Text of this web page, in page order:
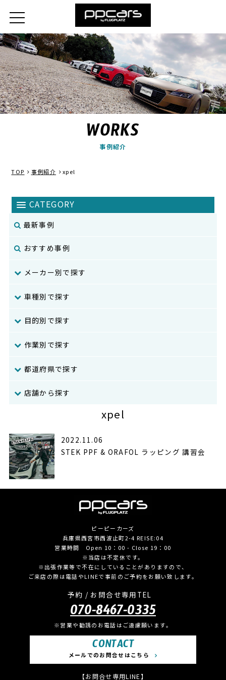
WORKS
事例紹介
TOP 事例紹介 xpel
最新事例
おすすめ事例
メーカー別で探す
車種別で探す
目的別で探す
作業別で探す
都道府県で探す
店舗から探す
xpel
2022.11.06
STEK PPF & ORAFOL ラッピング 講習会
ピーピーカーズ
兵庫県西宮市西波止町2-4 REISE:04
営業時間 Open 10：00 - Close 19：00
※当店は不定休です。
※出張作業等で不在にしていることがありますので、
ご来店の際は電話やLINEで事前のご予約をお願い致します。
予約 / お問合せ専用TEL
070-8467-0335
※営業や勧誘のお電話はご遠慮願います。
CONTACT
メールでのお問合せはこちら
【お問合せ専用LINE】